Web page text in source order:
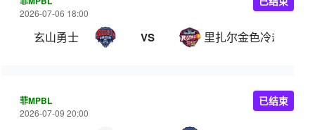
2026-07-06 18:00
玄山勇士 VS 里扎尔金色冷却器
菲MPBL
2026-07-09 20:00
已结束